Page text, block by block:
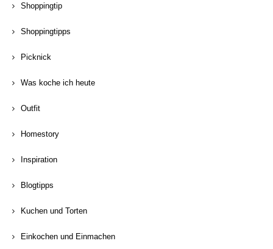
Shoppingtip
Shoppingtipps
Picknick
Was koche ich heute
Outfit
Homestory
Inspiration
Blogtipps
Kuchen und Torten
Einkochen und Einmachen